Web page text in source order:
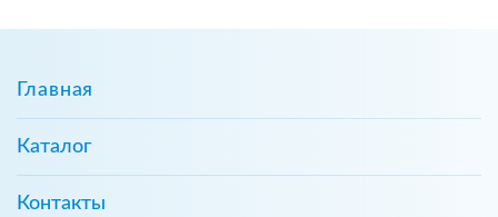
Главная
Каталог
Контакты